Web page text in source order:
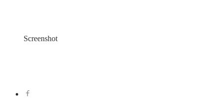
Screenshot